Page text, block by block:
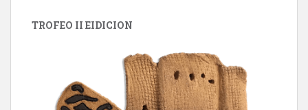
TROFEO II EIDICION